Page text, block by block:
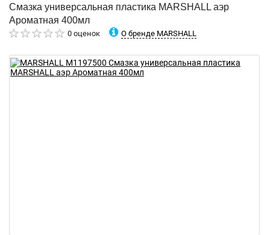
Смазка универсальная пластика MARSHALL аэр
Ароматная 400мл
0 оценок О бренде MARSHALL